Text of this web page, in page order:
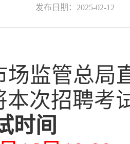
发布日期：2025-02-12
场监管总局
本次招聘考
时间